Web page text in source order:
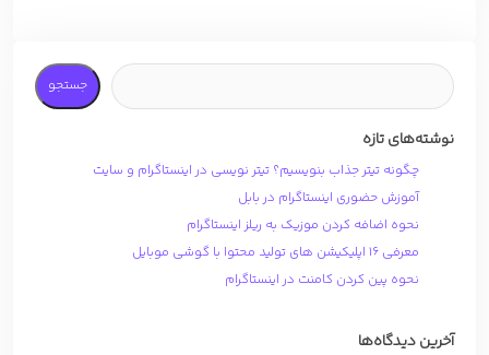
جستجو
نوشته‌های تازه
چگونه تیتر جذاب بنویسیم؟ تیتر نویسی در اینستاگرام و سایت
آموزش حضوری اینستاگرام در بابل
نحوه اضافه کردن موزیک به ریلز اینستاگرام
معرفی 16 اپلیکیشن های تولید محتوا با گوشی موبایل
نحوه پین کردن کامنت در اینستاگرام
آخرین دیدگاه‌ها